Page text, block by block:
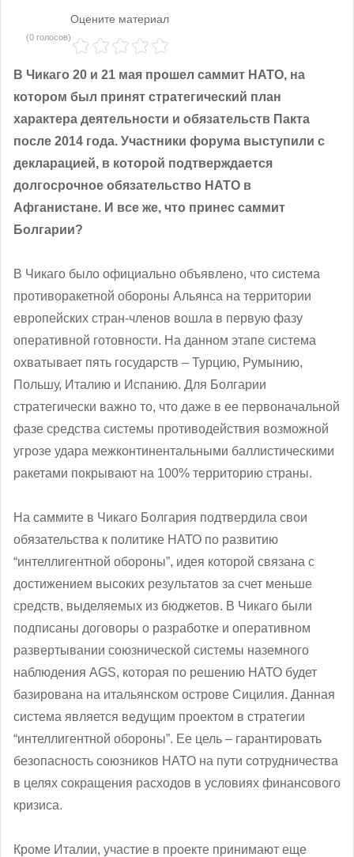
Оцените материал
(0 голосов)
В Чикаго 20 и 21 мая прошел саммит НАТО, на
котором был принят стратегический план
характера деятельности и обязательств Пакта
после 2014 года. Участники форума выступили с
декларацией, в которой подтверждается
долгосрочное обязательство НАТО в
Афганистане. И все же, что принес саммит
Болгарии?
В Чикаго было официально объявлено, что система
противоракетной обороны Альянса на территории
европейских стран-членов вошла в первую фазу
оперативной готовности. На данном этапе система
охватывает пять государств – Турцию, Румынию,
Польшу, Италию и Испанию. Для Болгарии
стратегически важно то, что даже в ее первоначальной
фазе средства системы противодействия возможной
угрозе удара межконтинентальными баллистическими
ракетами покрывают на 100% территорию страны.
На саммите в Чикаго Болгария подтвердила свои
обязательства к политике НАТО по развитию
“интеллигентной обороны”, идея которой связана с
достижением высоких результатов за счет меньше
средств, выделяемых из бюджетов. В Чикаго были
подписаны договоры о разработке и оперативном
развертывании союзнической системы наземного
наблюдения AGS, которая по решению НАТО будет
базирована на итальянском острове Сицилия. Данная
система является ведущим проектом в стратегии
“интеллигентной обороны”. Ее цель – гарантировать
безопасность союзников НАТО на пути сотрудничества
в целях сокращения расходов в условиях финансового
кризиса.
Кроме Италии, участие в проекте принимают еще